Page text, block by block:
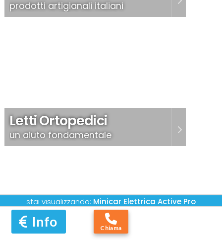
prodotti artigianali italiani
Letti Ortopedici
un aiuto fondamentale
stai visualizzando: Minicar Elettrica Active Pro
Info Chiama